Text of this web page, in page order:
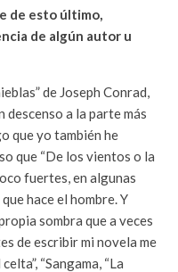
de esto último,
de algún autor u
de Joseph Conrad,
descenso a la parte más
que yo también he
que “De los vientos o la
fuertes, en algunas
hace el hombre. Y
sombra que a veces
de escribir mi novela me
“Sangama, “La